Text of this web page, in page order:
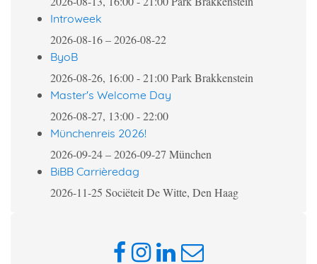
Introweek
2026-08-16–2026-08-22
ByoB
2026-08-26, 16:00-21:00Park Brakkenstein
Master's Welcome Day
2026-08-27, 13:00-22:00
Münchenreis 2026!
2026-09-24–2026-09-27 München
BiBB Carrièredag
2026-11-25 Sociëteit De Witte, Den Haag